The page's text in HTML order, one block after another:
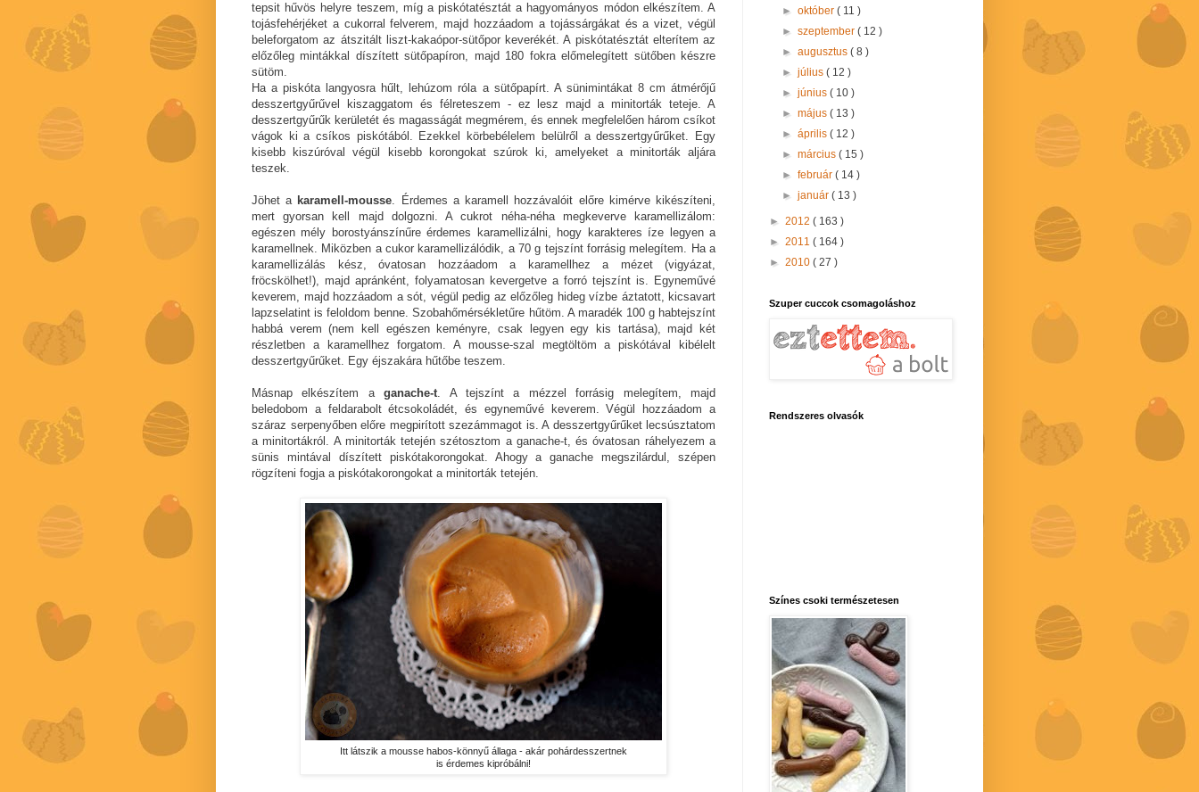
tepsit hűvös helyre teszem, míg a piskótatésztát a hagyományos módon elkészítem. A
tojásfehérjéket a cukorral felverem, majd hozzáadom a tojássárgákat és a vizet, végül
beleforgatom az átszitált liszt-kakaópor-sütőpor keverékét. A piskótatésztát elterítem az
előzőleg mintákkal díszített sütőpapíron, majd 180 fokra előmelegített sütőben készre
sütöm.
Ha a piskóta langyosra hűlt, lehúzom róla a sütőpapírt. A sünimintákat 8 cm átmérőjű
desszertgyűrűvel kiszaggatom és félreteszem - ez lesz majd a minitorták teteje. A
desszertgyűrűk kerületét és magasságát megmérem, és ennek megfelelően három csíkot
vágok ki a csíkos piskótából. Ezekkel körbebélelem belülről a desszertgyűrűket. Egy
kisebb kiszúróval végül kisebb korongokat szúrok ki, amelyeket a minitorták aljára
teszek.
Jöhet a karamell-mousse. Érdemes a karamell hozzávalóit előre kimérve kikészíteni,
mert gyorsan kell majd dolgozni. A cukrot néha-néha megkeverve karamellizálom:
egészen mély borostyánszínűre érdemes karamellizálni, hogy karakteres íze legyen a
karamellnek. Miközben a cukor karamellizálódik, a 70 g tejszínt forrásig melegítem. Ha a
karamellizálás kész, óvatosan hozzáadom a karamellhez a mézet (vigyázat,
fröcskölhet!), majd apránként, folyamatosan kevergetve a forró tejszínt is. Egyneművé
keverem, majd hozzáadom a sót, végül pedig az előzőleg hideg vízbe áztatott, kicsavart
lapzselatint is feloldom benne. Szobahőmérsékletűre hűtöm. A maradék 100 g habtejszínt
habbá verem (nem kell egészen keményre, csak legyen egy kis tartása), majd két
részletben a karamellhez forgatom. A mousse-szal megtöltöm a piskótával kibélelt
desszertgyűrűket. Egy éjszakára hűtőbe teszem.
Másnap elkészítem aganache-t. A tejszínt a mézzel forrásig melegítem, majd
beledobom a feldarabolt étcsokoládét, és egyneművé keverem. Végül hozzáadom a
száraz serpenyőben előre megpirított szezámmagot is. A desszertgyűrűket lecsúsztatom
a minitortákról. A minitorták tetején szétosztom a ganache-t, és óvatosan ráhelyezem a
sünis mintával díszített piskótakorongokat. Ahogy a ganache megszilárdul, szépen
rögzíteni fogja a piskótakorongokat a minitorták tetején.
Itt látszik a mousse habos-könnyű állaga - akár pohárdesszertnek
is érdemes kipróbálni!
►október( 11 )
►szeptember( 12 )
►augusztus( 8 )
►július( 12 )
►június( 10 )
►május( 13 )
►április( 12 )
►március( 15 )
►február( 14 )
►január( 13 )
► 2012 ( 163 )
► 2011 ( 164 )
► 2010 ( 27 )
Szuper cuccok csomagoláshoz
Rendszeres olvasók
Színes csoki természetesen